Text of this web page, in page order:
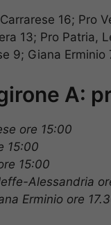
16; Pro
13; Pro Patria,
9; Giana Erminio
A:
ore 15:00
15:00
15:00
Alessandria
Erminio ore